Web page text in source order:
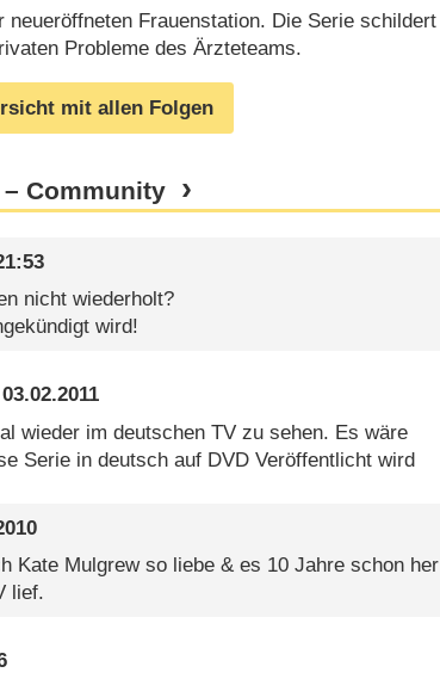
Frauenstation. Die Serie schildert
Probleme des Ärzteteams.
mit allen Folgen
Community
nicht wiederholt?
wird!
03.02.2011
wieder im deutschen TV zu sehen. Es wäre
Serie in deutsch auf DVD Veröffentlicht wird
Kate Mulgrew so liebe & es 10 Jahre schon her
lief.